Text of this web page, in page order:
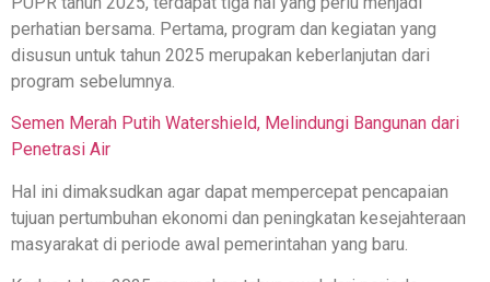
perhatian bersama. Pertama, program dan kegiatan yang
disusun untuk tahun 2025 merupakan keberlanjutan dari
program sebelumnya.
Semen Merah Putih Watershield, Melindungi Bangunan dari
Penetrasi Air
Hal ini dimaksudkan agar dapat mempercepat pencapaian
tujuan pertumbuhan ekonomi dan peningkatan kesejahteraan
masyarakat di periode awal pemerintahan yang baru.